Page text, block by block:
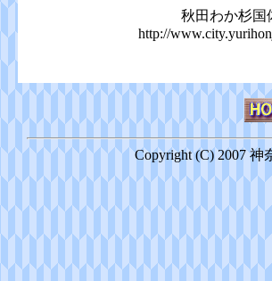
秋田わか杉国
http://
Copyright (C) 2007 神